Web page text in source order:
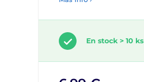
En stock > 10 ks